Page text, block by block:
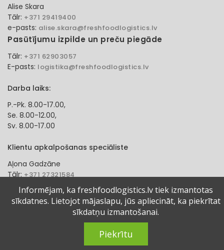
Alise Skara
Tālr: +371 29419400
e-pasts: alise.skara@freshfoodlogistics.lv
Pasūtījumu izpilde un preču piegāde
Tālr: +371 62903057
E-pasts: logistika@freshfoodlogistics.lv
Darba laiks:
P.-Pk. 8.00-17.00,
Se. 8.00-12.00,
Sv. 8.00-17.00
Klientu apkalpošanas speciāliste
Aļona Gadzāne
Tālr:+371 27321584
e-pasts: alona.gadzane@freshfoodlogistics.lv
© 2024 Fresh Food Logistics SIA. Visas tiesības aizsargātas.
Informējam, ka freshfoodlogistics.lv tiek izmantotas
sīkdatnes. Lietojot mājaslapu, jūs apliecināt, ka piekrītat
sīkdatņu izmantošanai.
Piekrītu